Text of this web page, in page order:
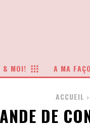
& MOI! A MA
ACCUEIL
DE